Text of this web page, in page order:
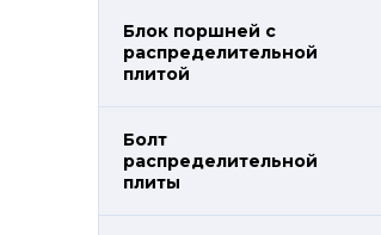
Блок поршней c
распределительной
плитой
Болт
распределительной
плиты